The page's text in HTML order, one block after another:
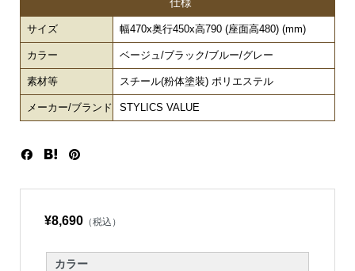
サイズ 幅470x奥行450x高790 (座面高480) (mm)
カラー ベージュ/ブラック/ブルー/グレー
素材等 スチール(粉体塗装) ポリエステル
メーカー/ブランド STYLICS VALUE
¥8,690（税込）
カラー